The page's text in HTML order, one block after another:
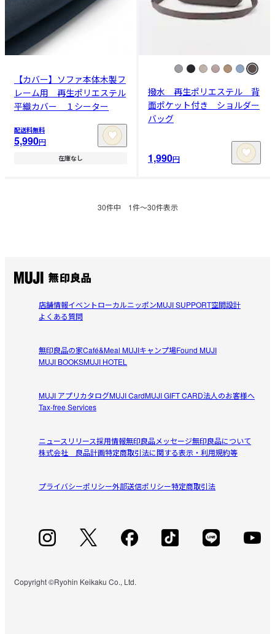
【カバー】ソファ本体木製フ
レーム用 再生ポリエステル
平織カバー １シーター
配送料無料
5,990円
在庫なし
撥水 再生ポリエステル 背
面ポケット付き ショルダー
バッグ
1,990円
30件中 1件〜30件表示
店舗情報イベントローカルニッポンMUJI SUPPORT空間設計
よくある質問
無印良品の家Café&Meal MUJIキャンプ場Found MUJI
MUJI BOOKSMUJI HOTEL
MUJI アプリカタログMUJI CardMUJI GIFT CARD法人のお客様へ
Tax-free Services
ニュースリリース採用情報無印良品メッセージ無印良品について
株式会社 良品計画特定商取引法に関する表示・利用規約等
プライバシーポリシー外部送信ポリシー特定商取引法
Copyright ©Ryohin Keikaku Co., Ltd.